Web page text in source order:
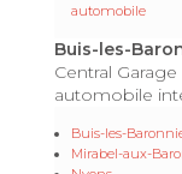
automobile
Buis-les-
Central
automobile
Buis-les-
Mirabel-aux-